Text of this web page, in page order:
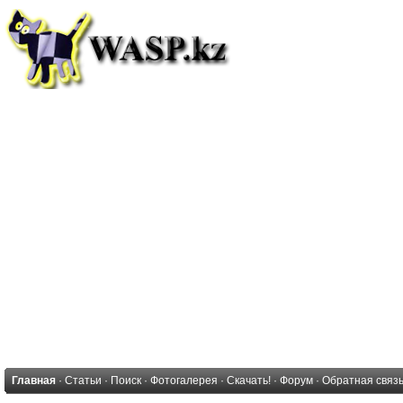
Главная · Статьи · Поиск · Фотогалерея · Скачать! · Форум · Обратная связь